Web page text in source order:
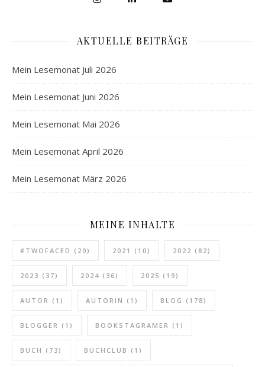
AKTUELLE BEITRÄGE
Mein Lesemonat Juli 2026
Mein Lesemonat Juni 2026
Mein Lesemonat Mai 2026
Mein Lesemonat April 2026
Mein Lesemonat März 2026
MEINE INHALTE
#TWOFACED (20) 2021 (10) 2022 (82)
2023 (37) 2024 (36) 2025 (19)
AUTOR (1) AUTORIN (1) BLOG (178)
BLOGGER (1) BOOKSTAGRAMER (1)
BUCH (73) BUCHCLUB (1)